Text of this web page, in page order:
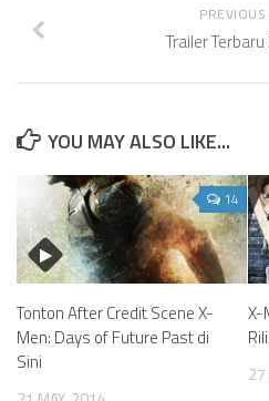
Trailer
YOU MAY ALSO LIKE...
14
Tonton After Credit Scene X-
Men: Days of Future Past di
Sini
X-
27